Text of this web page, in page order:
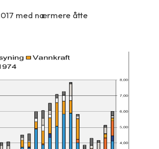
med nærmere åtte